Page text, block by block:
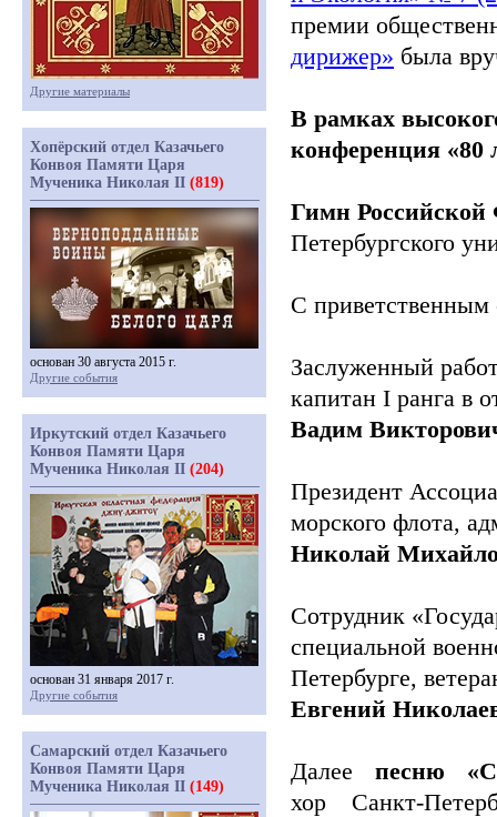
премии
дирижер» была
В рамках
конференция «80
Гимн Российской
Петербургского
С
Заслуженный
капитан I ранга в
Вадим
Президент
морского флота,
Николай
Сотрудник
специальной
Петербурге,
Евгений
Далее песню
хор Санкт-
Другие материалы
Хопёрский отдел Казачьего
Конвоя Памяти Царя
Мученика Николая II (819)
основан 30 августа 2015 г.
Другие события
Иркутский отдел Казачьего
Конвоя Памяти Царя
Мученика Николая II (204)
основан 31 января 2017 г.
Другие события
Самарский отдел Казачьего
Конвоя Памяти Царя
Мученика Николая II (149)